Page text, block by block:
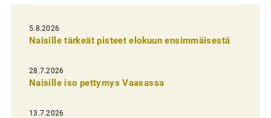
e
l
i
e
n
5.8.2026
Naisille tärkeät pisteet elokuun ensimmäisestä
28.7.2026
Naisille iso pettymys Vaasassa
13.7.2026